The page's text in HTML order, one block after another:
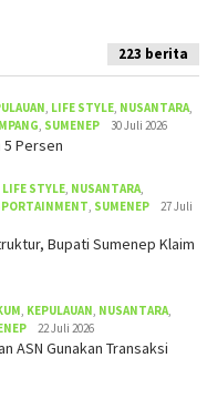
223 berita
, LIFE STYLE, NUSANTARA,
, SUMENEP 30 Juli 2026
5 Persen
LIFE STYLE, NUSANTARA,
, SUMENEP
27 Juli
Bupati Sumenep Klaim
, KEPULAUAN, NUSANTARA,
22 Juli 2026
ASN Gunakan Transaksi